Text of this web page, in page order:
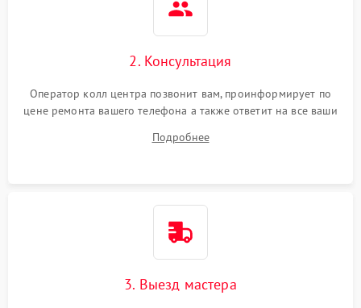
2. Консультация
Оператор колл центра позвонит вам, проинформирует по
цене ремонта вашего телефона а также ответит на все ваши
Подробнее
3. Выезд мастера